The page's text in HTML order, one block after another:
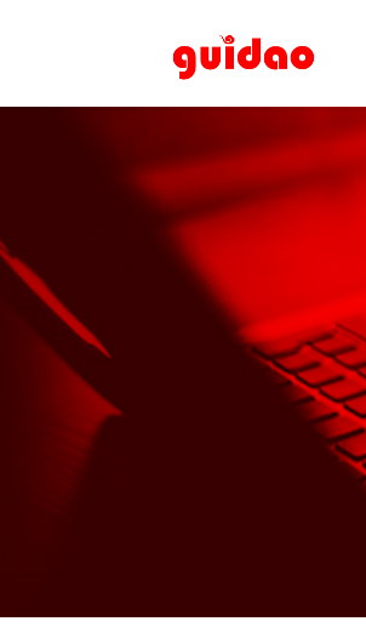
高端定制网站
品牌官网 · 集团网站 · 营销型网站 ·
商务平台 · 业务系统